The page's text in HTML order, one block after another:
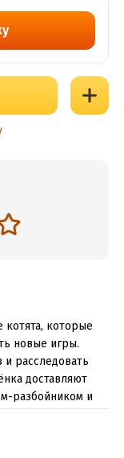
которые
новые игры.
расследовать
доставляют
разбойником и
и пропадают